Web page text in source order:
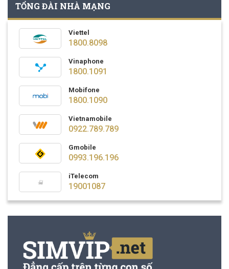
TỔNG ĐÀI NHÀ MẠNG
Viettel
1800.8098
Vinaphone
1800.1091
Mobifone
1800.1090
Vietnamobile
0922.789.789
Gmobile
0993.196.196
iTelecom
19001087